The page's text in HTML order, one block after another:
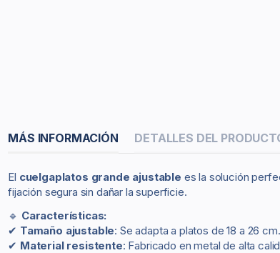
MÁS INFORMACIÓN DETALLES DEL
El cuelgaplatos grande ajustable es la solución
fijación segura sin dañar la superficie.
🔹 Características:
✔ Tamaño ajustable: Se adapta a platos de 18 a 26 cm.
✔ Material resistente: Fabricado en metal de alta